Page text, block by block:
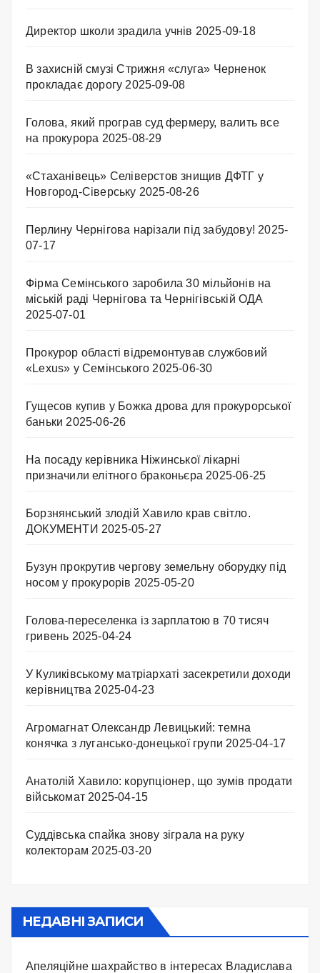
Директор школи зрадила учнів 2025-09-18
В захисній смузі Стрижня «слуга» Черненок
прокладає дорогу 2025-09-08
Голова, який програв суд фермеру, валить все
на прокурора 2025-08-29
«Стаханівець» Селіверстов знищив ДФТГ у
Новгород-Сіверську 2025-08-26
Перлину Чернігова нарізали під забудову! 2025-
07-17
Фірма Семінського заробила 30 мільйонів на
міській раді Чернігова та Чернігівській ОДА
2025-07-01
Прокурор області відремонтував службовий
«Lexus» у Семінського 2025-06-30
Гущесов купив у Божка дрова для прокурорської
баньки 2025-06-26
На посаду керівника Ніжинської лікарні
призначили елітного браконьєра 2025-06-25
Борзнянський злодій Хавило крав світло.
ДОКУМЕНТИ 2025-05-27
Бузун прокрутив чергову земельну оборудку під
носом у прокурорів 2025-05-20
Голова-переселенка із зарплатою в 70 тисяч
гривень 2025-04-24
У Куликівському матріархаті засекретили доходи
керівництва 2025-04-23
Агромагнат Олександр Левицький: темна
конячка з лугансько-донецької групи 2025-04-17
Анатолій Хавило: корупціонер, що зумів продати
військомат 2025-04-15
Суддівська спайка знову зіграла на руку
колекторам 2025-03-20
НЕДАВНІ ЗАПИСИ
Апеляційне шахрайство в інтересах Владислава